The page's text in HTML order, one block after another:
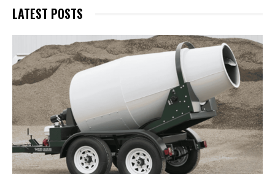
LATEST POSTS